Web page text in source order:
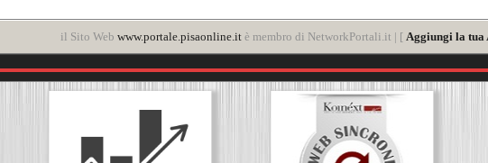
il Sito Web www.portale.pisaonline.itè membro di NetworkPortali.it | [ Aggiungi la tua